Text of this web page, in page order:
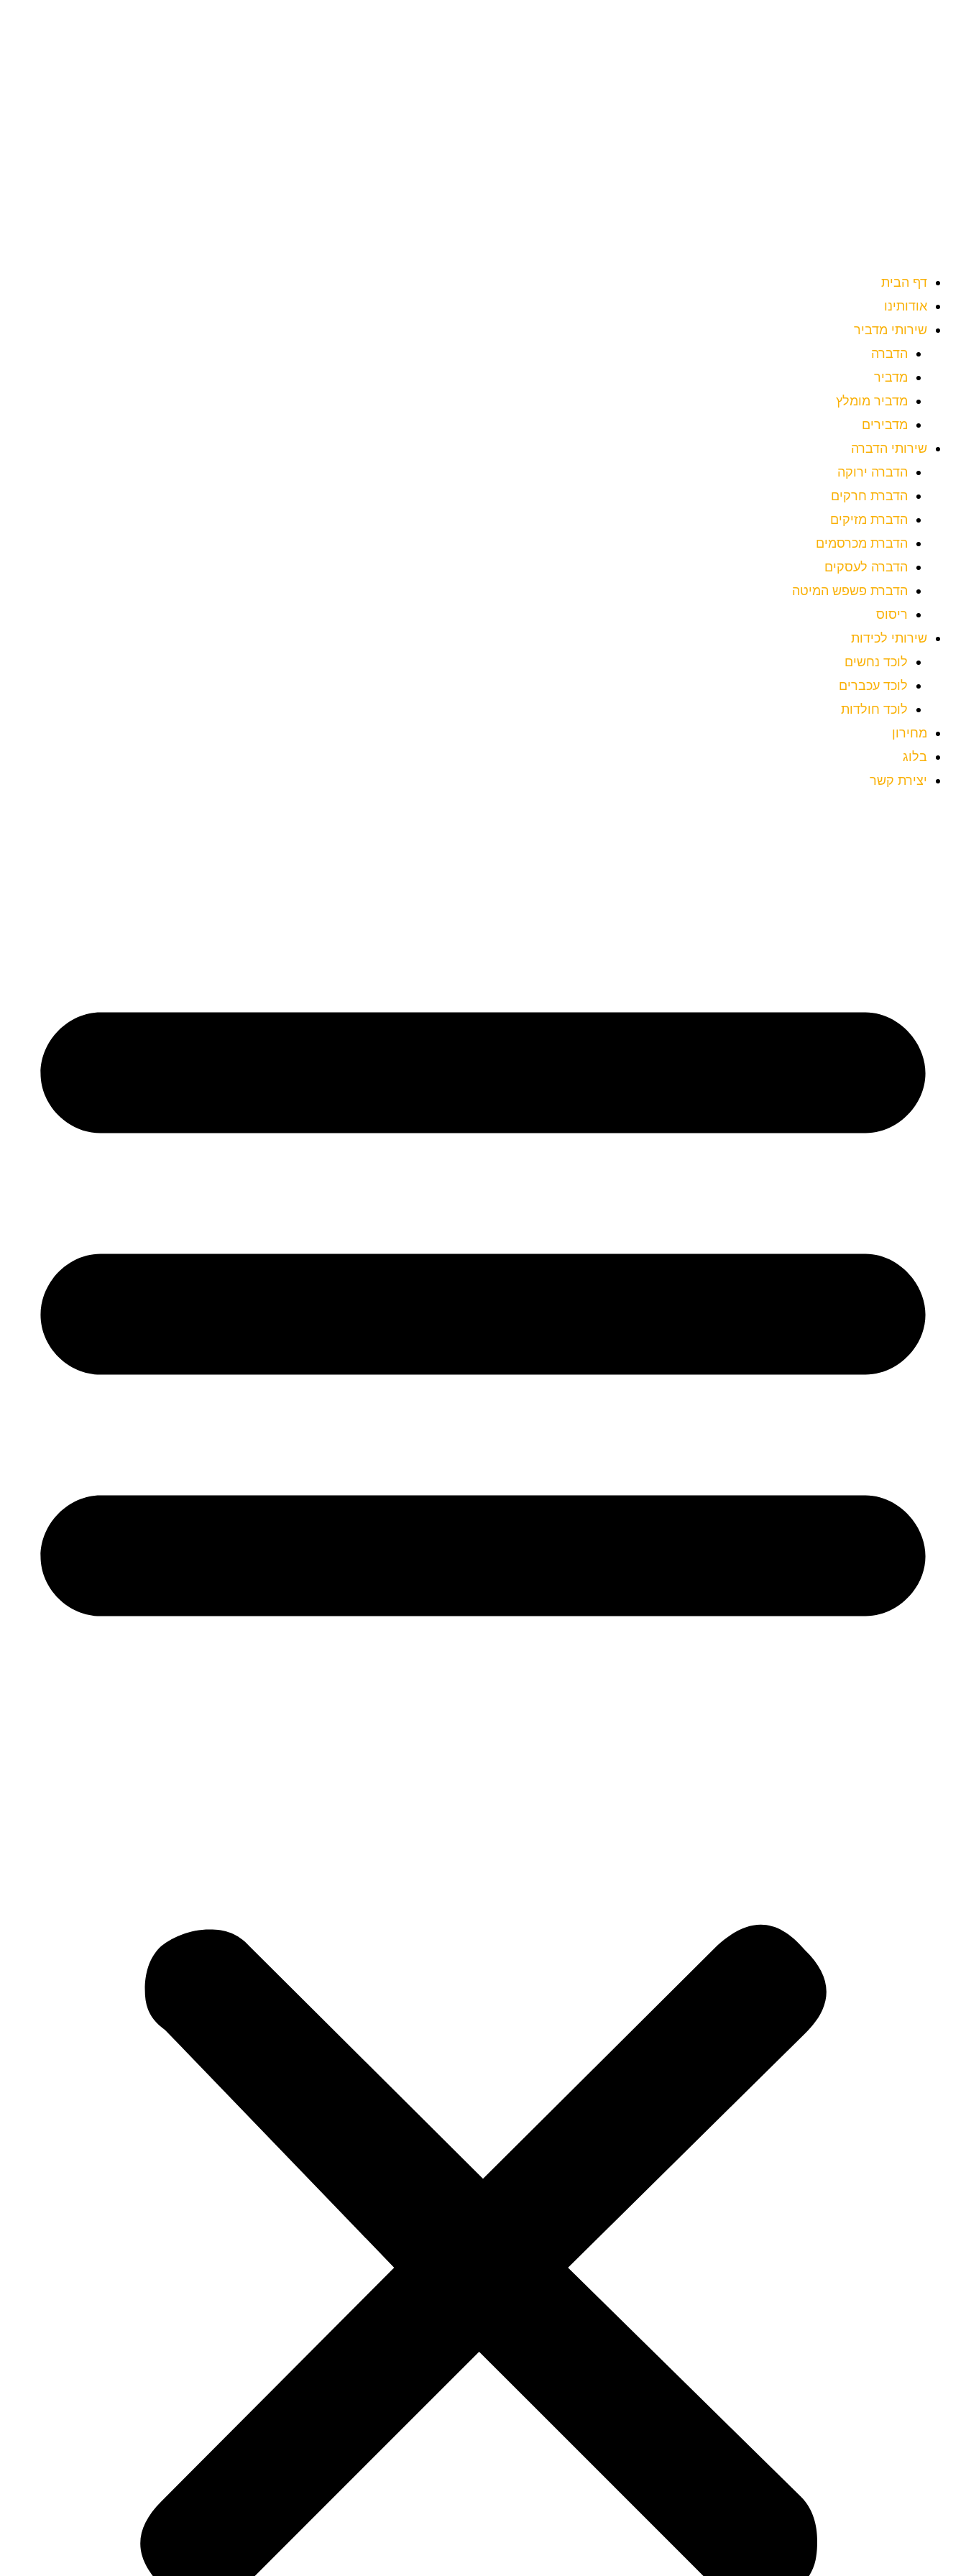
דף הבית
אודותינו
שירותי מדביר
הדברה
מדביר
מדביר מומלץ
מדבירים
שירותי הדברה
הדברה ירוקה
הדברת חרקים
הדברת מזיקים
הדברת מכרסמים
הדברה לעסקים
הדברת פשפש המיטה
ריסוס
שירותי לכידות
לוכד נחשים
לוכד עכברים
לוכד חולדות
מחירון
בלוג
יצירת קשר